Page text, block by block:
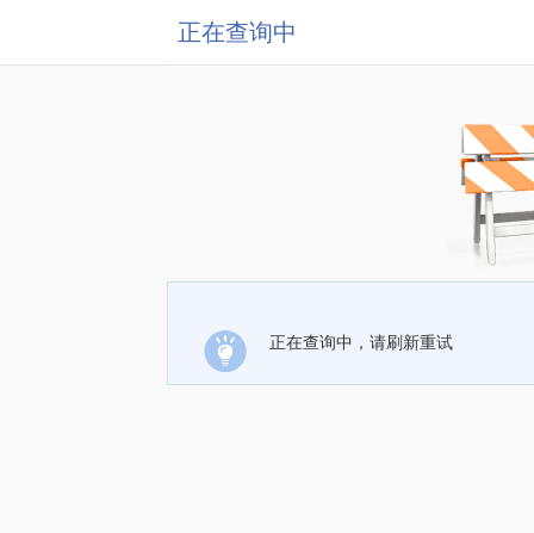
正在查询中
正在查询中，请刷新重试